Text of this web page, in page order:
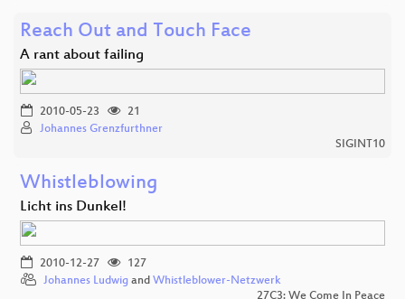
Reach Out and Touch Face
A rant about failing
2010-05-23
21
Johannes Grenzfurthner
SIGINT10
Whistleblowing
Licht ins Dunkel!
2010-12-27
127
Johannes Ludwig and Whistleblower-Netzwerk
27C3: We Come In Peace